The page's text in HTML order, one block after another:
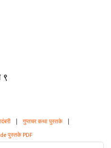
९
| गुप्तचर कथा पुस्तके |
पुस्तके PDF